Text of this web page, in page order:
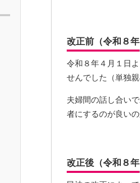
改正前（令和８
令和８年４月１日
せんでした（単独親
夫婦間の話し合い
者にするのが良い
改正後（令和８年